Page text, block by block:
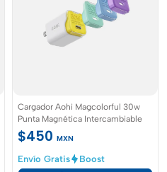
Cargador Aohi Magcolorful 30w
Punta Magnética Intercambiable
$450 MXN
Envío Gratis
Boost